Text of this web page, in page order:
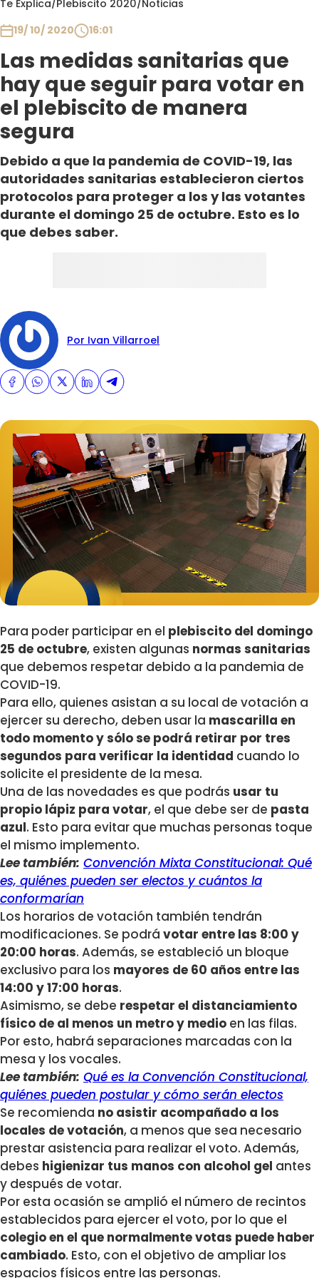
Te Explica/Plebiscito 2020/Noticias
19/ 10/ 2020
16:01
Las medidas sanitarias que
hay que seguir para votar en
el plebiscito de manera
segura
Debido a que la pandemia de COVID-19, las
autoridades sanitarias establecieron ciertos
protocolos para proteger a los y las votantes
durante el domingo 25 de octubre. Esto es lo
que debes saber.
Por Ivan Villarroel
Para poder participar en el plebiscito del domingo
25 de octubre, existen algunas normas sanitarias
que debemos respetar debido a la pandemia de
COVID-19.
Para ello, quienes asistan a su local de votación a
ejercer su derecho, deben usar la mascarilla en
todo momento y sólo se podrá retirar por tres
segundos para verificar la identidad cuando lo
solicite el presidente de la mesa.
Una de las novedades es que podrás usar tu
propio lápiz para votar, el que debe ser de pasta
azul. Esto para evitar que muchas personas toque
el mismo implemento.
Lee también: Convención Mixta Constitucional: Qué
es, quiénes pueden ser electos y cuántos la
conformarían
Los horarios de votación también tendrán
modificaciones. Se podrá votar entre las 8:00 y
20:00 horas. Además, se estableció un bloque
exclusivo para los mayores de 60 años entre las
14:00 y 17:00 horas.
Asimismo, se debe respetar el distanciamiento
físico de al menos un metro y medio en las filas.
Por esto, habrá separaciones marcadas con la
mesa y los vocales.
Lee también: Qué es la Convención Constitucional,
quiénes pueden postular y cómo serán electos
Se recomienda no asistir acompañado a los
locales de votación, a menos que sea necesario
prestar asistencia para realizar el voto. Además,
debes higienizar tus manos con alcohol gel antes
y después de votar.
Por esta ocasión se amplió el número de recintos
establecidos para ejercer el voto, por lo que el
colegio en el que normalmente votas puede haber
cambiado. Esto, con el objetivo de ampliar los
espacios físicos entre las personas.
Club De La Comedia
Contigo en Directo
Plan Perfecto
El Tiempo
Sabingo
Todos Los Programas